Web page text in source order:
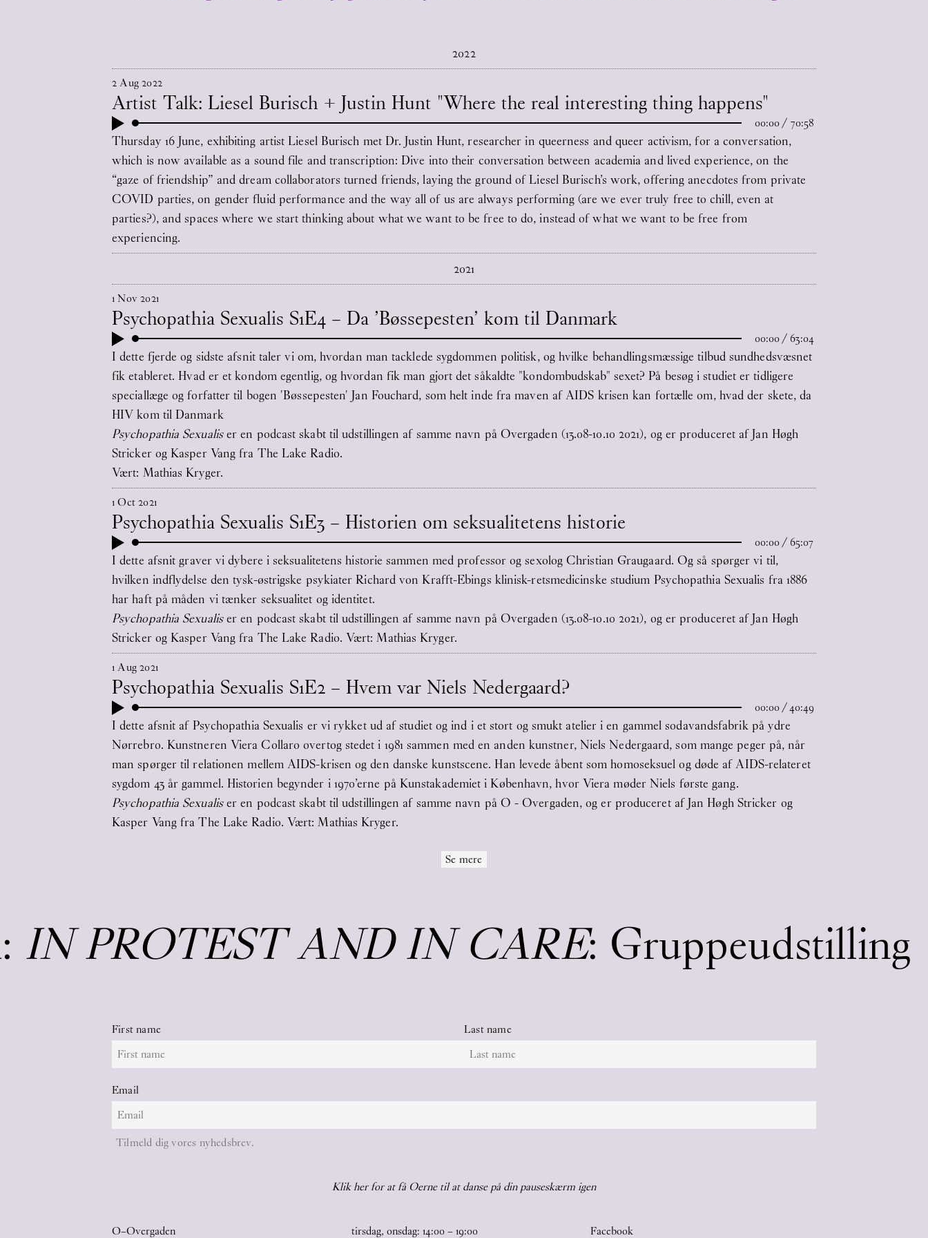
2022
2 Aug 2022
Artist Talk: Liesel Burisch + Justin Hunt "Where the real interesting thing happens"
00:00/ 70:58
Thursday 16 June, exhibiting artist Liesel Burisch met Dr. Justin Hunt, researcher in queerness and queer activism, for a conversation,
which is now available as a sound file and transcription: Dive into their conversation between academia and lived experience, on the
“gaze of friendship” and dream collaborators turned friends, laying the ground of Liesel Burisch’s work, offering anecdotes from private
COVID parties, on gender fluid performance and the way all of us are always performing (are we ever truly free to chill, even at
parties?), and spaces where we start thinking about what we want to be free to do, instead of what we want to be free from
experiencing.
2021
1 Nov 2021
Psychopathia Sexualis S1E4 – Da ’Bøssepesten’ kom til Danmark
00:00/ 63:04
I dette fjerde og sidste afsnit taler vi om, hvordan man tacklede sygdommen politisk, og hvilke behandlingsmæssige tilbud sundhedsvæsnet
fik etableret. Hvad er et kondom egentlig, og hvordan fik man gjort det såkaldte "kondombudskab" sexet? På besøg i studiet er tidligere
speciallæge og forfatter til bogen 'Bøssepesten' Jan Fouchard, som helt inde fra maven af AIDS krisen kan fortælle om, hvad der skete, da
HIV kom til Danmark
Psychopathia Sexualiser en podcast skabt til udstillingen af samme navn på Overgaden (13.08-10.10 2021), og er produceret af Jan Høgh
Stricker og Kasper Vang fra The Lake Radio.
Vært: Mathias Kryger.
1 Oct 2021
Psychopathia Sexualis S1E3 – Historien om seksualitetens historie
00:00/ 65:07
I dette afsnit graver vi dybere i seksualitetens historie sammen med professor og sexolog Christian Graugaard. Og så spørger vi til,
hvilken indflydelse den tysk-østrigske psykiater Richard von Krafft-Ebings klinisk-retsmedicinske studium Psychopathia Sexualis fra 1886
har haft på måden vi tænker seksualitet og identitet.
Psychopathia Sexualiser en podcast skabt til udstillingen af samme navn på Overgaden (13.08-10.10 2021), og er produceret af Jan Høgh
Stricker og Kasper Vang fra The Lake Radio. Vært: Mathias Kryger.
1 Aug 2021
Psychopathia Sexualis S1E2 – Hvem var Niels Nedergaard?
00:00/40:49
I dette afsnit af Psychopathia Sexualis er vi rykket ud af studiet og ind i et stort og smukt atelier i en gammel sodavandsfabrik på ydre
Nørrebro. Kunstneren Viera Collaro overtog stedet i 1981 sammen med en anden kunstner, Niels Nedergaard, som mange peger på, når
man spørger til relationen mellem AIDS-krisen og den danske kunstscene. Han levede åbent som homoseksuel og døde af AIDS-relateret
sygdom 43 år gammel. Historien begynder i 1970’erne på Kunstakademiet i København, hvor Viera møder Niels første gang.
Psychopathia Sexualiser en podcast skabt til udstillingen af samme navn på O - Overgaden, og er produceret af Jan Høgh Stricker og
Kasper Vang fra The Lake Radio. Vært: Mathias Kryger.
Se mere
IN PROTEST AND IN CARE: Gruppeudstilling
First name Last name
Email
Tilmeld dig vores nyhedsbrev.
Klik her for at få Oerne til at danse på din pauseskærm igen
O–Overgaden tirsdag, onsdag: 14:00–19:00 Facebook